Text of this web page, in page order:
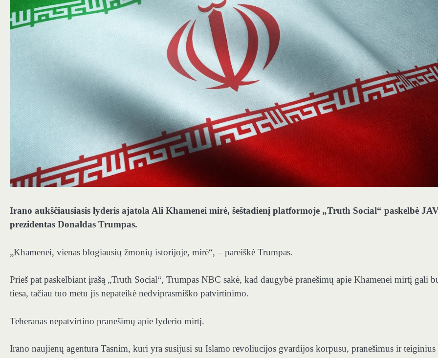
Irano aukščiausiasis lyderis ajatola Ali Khamenei mirė, šeštadienį platformoje „Truth Social“ paskelbė
prezidentas Donaldas Trumpas.
„Khamenei, vienas blogiausių žmonių istorijoje, mirė“, – pareiškė Trumpas.
Prieš pat paskelbiant įrašą „Truth Social“, Trumpas NBC sakė, kad daugybė pranešimų apie Khamenei mirtį gali
tiesa, tačiau tuo metu jis nepateikė nedviprasmiško patvirtinimo.
Teheranas nepatvirtino pranešimų apie lyderio mirtį.
Irano naujienų agentūra Tasnim, kuri yra susijusi su Islamo revoliucijos gvardijos korpusu, pranešimus ir teiginius